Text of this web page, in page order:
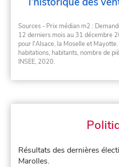
Sources - Prix médian m2 :
12 derniers mois au 31 décembre
pour l'Alsace, la Moselle et
habitations, habitants, nombre de
INSEE, 2020.
Résultats des dernières
Marolles.